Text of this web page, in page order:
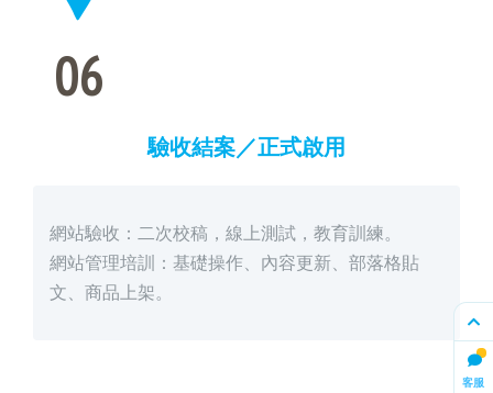
客服
06
驗收結案／正式啟用
網站驗收：二次校稿，線上測試，教育訓練。
網站管理培訓：基礎操作、內容更新、部落格貼
文、商品上架。